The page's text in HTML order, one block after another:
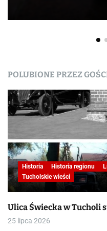
POLUBIONE PRZEZ
Historia Historia regionu
Tucholskie wieści
Ulica Świecka w Tucholi
25 lipca 2026